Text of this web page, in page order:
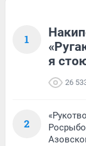
1
я
26
2